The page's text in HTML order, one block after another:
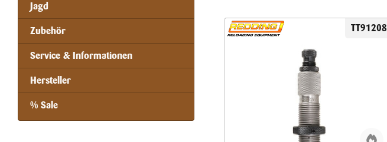
Jagd
Zubehör
Service & Informationen
Hersteller
% Sale
TT91208